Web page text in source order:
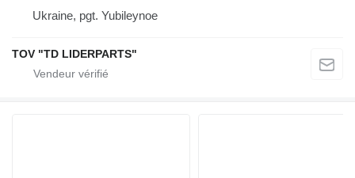
Ukraine, pgt. Yubileynoe
TOV "TD LIDERPARTS"